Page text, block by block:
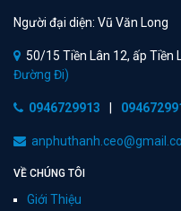
Người đại diện: Vũ Văn Long
50/15 Tiền Lân 12, ấp Tiền
Đường Đi)
0946729913
VỀ CHÚNG TÔI
Giới Thiệu